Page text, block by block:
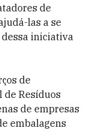
de
las a se
dessa iniciativa
de
de Resíduos
de empresas
embalagens